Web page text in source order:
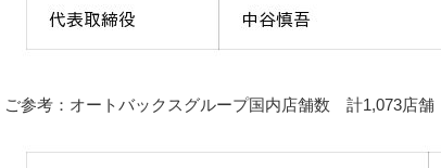
ご参考：オートバックスグループ国内店舗数 計1,073店舗